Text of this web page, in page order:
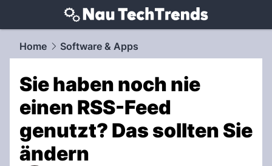
techtrends.NAU.ch
Home Software & Apps
Sie haben noch nie
einen RSS-Feed
genutzt? Das sollten Sie
ändern